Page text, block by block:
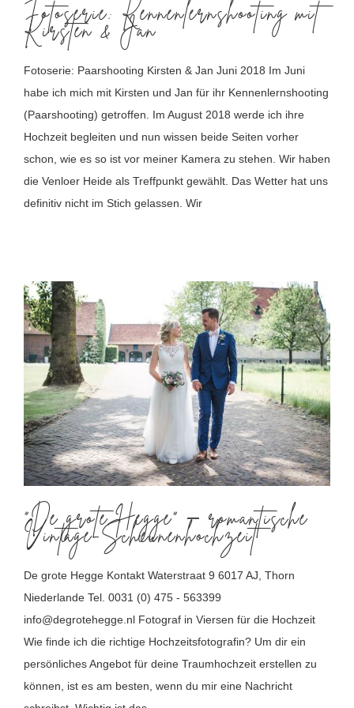
Fotoserie: Kennenlernshooting mit
Kirsten & Jan
Fotoserie: Paarshooting Kirsten & Jan Juni 2018 Im Juni
habe ich mich mit Kirsten und Jan für ihr Kennenlernshooting
(Paarshooting) getroffen. Im August 2018 werde ich ihre
Hochzeit begleiten und nun wissen beide Seiten vorher
schon, wie es so ist vor meiner Kamera zu stehen. Wir haben
die Venloer Heide als Treffpunkt gewählt. Das Wetter hat uns
definitiv nicht im Stich gelassen. Wir
“De grote Hegge” – romantische
Vintage-Scheunenhochzeit
“De grote Hegge” – romantische
Vintage-Scheunenhochzeit
De grote Hegge Kontakt Waterstraat 9 6017 AJ, Thorn
Niederlande Tel. 0031 (0) 475 - 563399
info@degrotehegge.nl Fotograf in Viersen für die Hochzeit
Wie finde ich die richtige Hochzeitsfotografin? Um dir ein
persönliches Angebot für deine Traumhochzeit erstellen zu
können, ist es am besten, wenn du mir eine Nachricht